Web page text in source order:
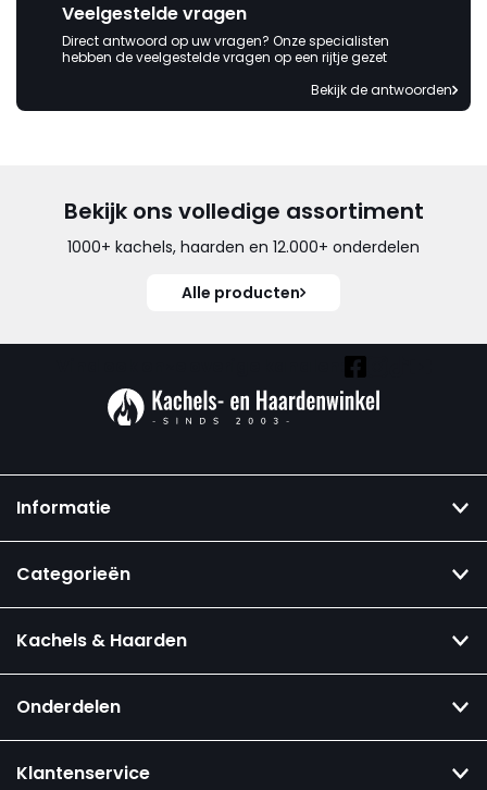
Veelgestelde vragen
Direct antwoord op uw vragen? Onze specialisten
hebben de veelgestelde vragen op een rijtje gezet
Bekijk de antwoorden
Bekijk ons volledige assortiment
1000+ kachels, haarden en 12.000+ onderdelen
Alle producten
Informatie
Categorieën
Kachels & Haarden
Onderdelen
Klantenservice